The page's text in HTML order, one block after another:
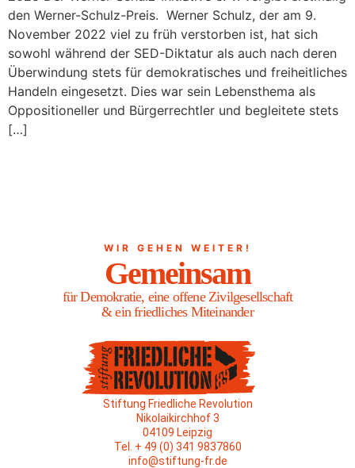
den Werner-Schulz-Preis. Werner Schulz, der am 9.
November 2022 viel zu früh verstorben ist, hat sich
sowohl während der SED-Diktatur als auch nach deren
Überwindung stets für demokratisches und freiheitliches
Handeln eingesetzt. Dies war sein Lebensthema als
Oppositioneller und Bürgerrechtler und begleitete stets
[…]
WIR GEHEN WEITER!
Gemeinsam
für Demokratie, eine offene Zivilgesellschaft
& ein friedliches Miteinander
Stiftung Friedliche Revolution
Nikolaikirchhof 3
04109 Leipzig
Tel. + 49 (0) 341 9837860
info@stiftung-fr.de